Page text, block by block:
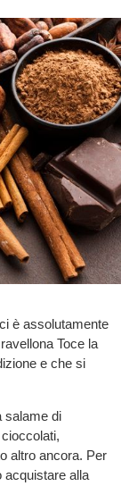
è assolutamente
Toce la
e che si
salame di
altro ancora. Per
acquistare alla